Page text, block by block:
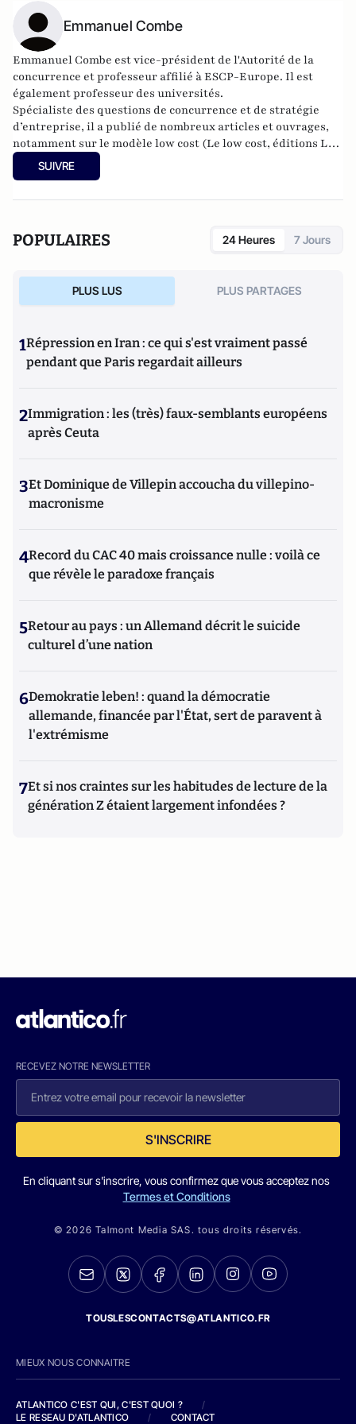
Emmanuel Combe
Emmanuel Combe estvice-président de l'Autorité de la
concurrence et professeur affilié à ESCP-Europe. Il est
égalementprofesseur des universités.
Spécialiste des questions de concurrence et de stratégie
d’entreprise, il a publié de nombreux articles et ouvrages,
notamment sur le modèle low cost (Le low cost, éditions La
Découverte 2011). Il tient à jour
concurrence
SUIVRE
POPULAIRES 24 Heures 7 Jours
PLUS LUS PLUS PARTAGES
1Répression en Iran : ce qui s'est vraiment passé
pendant que Paris regardait ailleurs
2Immigration : les (très) faux-semblants européens
après Ceuta
3Et Dominique de Villepin accoucha du villepino-
macronisme
4Record du CAC 40 mais croissance nulle : voilà ce
que révèle le paradoxe français
5Retour au pays : un Allemand décrit le suicide
culturel d’une nation
6Demokratie leben! : quand la démocratie
allemande, financée par l'État, sert de paravent à
l'extrémisme
7Et si nos craintes sur les habitudes de lecture de la
génération Z étaient largement infondées ?
RECEVEZ NOTRE NEWSLETTER
S'INSCRIRE
En cliquant sur s'inscrire, vous confirmez que vous acceptez nos
Termes et Conditions
© 2026 Talmont Media SAS. tous droits réservés.
TOUSLESCONTACTS@ATLANTICO.FR
MIEUX NOUS CONNAITRE
ATLANTICO C'EST QUI, C'EST QUOI ?
/
LE RESEAU D'ATLANTICO
/ CONTACT